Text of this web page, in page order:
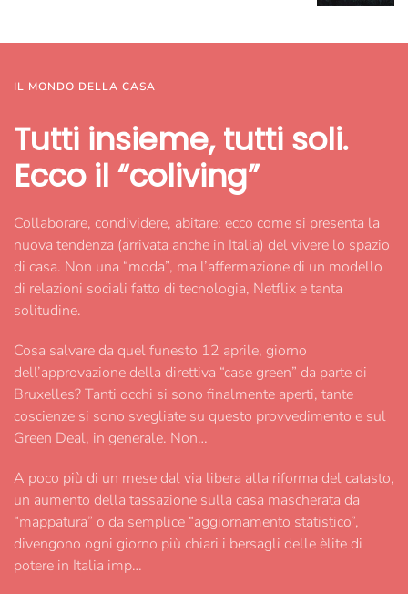
IL MONDO DELLA CASA
Tutti insieme, tutti soli.
Ecco il “coliving”
Collaborare, condividere, abitare: ecco come si presenta la
nuova tendenza (arrivata anche in Italia) del vivere lo spazio
di casa. Non una “moda”, ma l’affermazione di un modello
di relazioni sociali fatto di tecnologia, Netflix e tanta
solitudine.
Cosa salvare da quel funesto 12 aprile, giorno
dell’approvazione della direttiva “case green” da parte di
Bruxelles? Tanti occhi si sono finalmente aperti, tante
coscienze si sono svegliate su questo provvedimento e sul
Green Deal, in generale. Non…
A poco più di un mese dal via libera alla riforma del catasto,
un aumento della tassazione sulla casa mascherata da
“mappatura” o da semplice “aggiornamento statistico”,
divengono ogni giorno più chiari i bersagli delle èlite di
potere in Italia imp…